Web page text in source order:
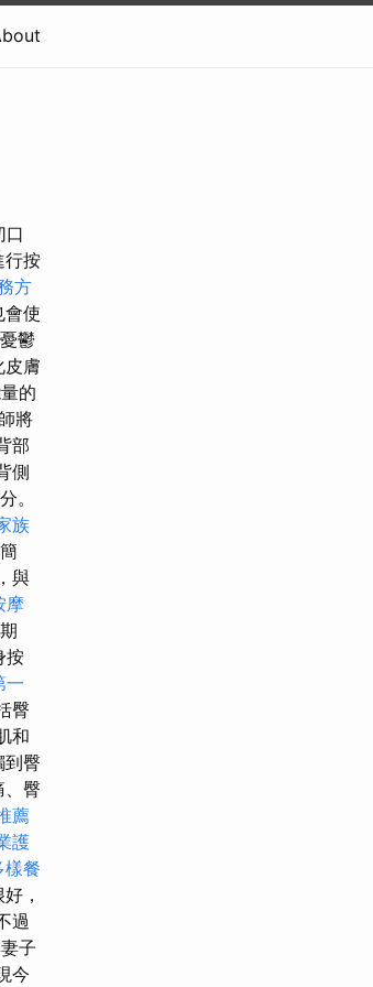
口
行按
方
會使
鬱
皮膚
的
將
部
側
。
族
與
摩
按
一
臀
和
到臀
、臀
薦
護
樣餐
，
過
子
今